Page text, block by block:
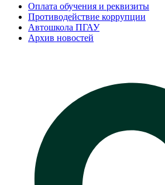
Оплата обучения и реквизиты
Противодействие коррупции
Автошкола ПГАУ
Архив новостей